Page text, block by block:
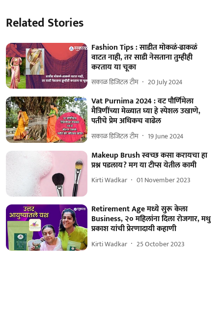
Related Stories
Fashion Tips : साडीत मोकळं-ढाकळं
वाटत नाही, तर साडी नेसताना तुम्हीही
करताय या चूका
सकाळ डिजिटल टीम 20 July 2024
Vat Purnima 2024 : वट पौर्णिमेला
मैत्रिणींच्या मेळ्यात घ्या हे स्पेशल उखाणे,
पतीचे प्रेम अधिकच वाढेल
सकाळ डिजिटल टीम 19 June 2024
Makeup Brush स्वच्छ कसा करायचा हा
प्रश्न पडलाय? मग या टीप्स येतील कामी
Kirti Wadkar 01 November 2023
Retirement Age मध्ये सुरू केला
Business, २० महिलांना दिला रोजगार, मधु
प्रकाश यांची प्रेरणादायी कहाणी
Kirti Wadkar 25 October 2023